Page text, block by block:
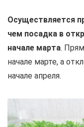
Осуществляется
чем посадка в
начале марта.
начале марте, а
начале апреля.